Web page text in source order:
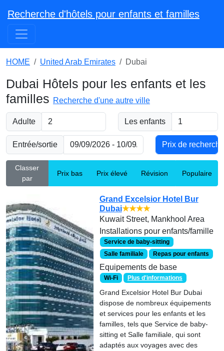
Recherche d'hôtels pour enfants et familles
HOME United Arab Emirates Dubai
Dubai Hôtels pour les enfants et les
familles Recherche d'une autre ville
Adulte Les enfants
Entrée/sortie
Classer
par
Prix bas Prix élevé Révision Populaire
Grand Excelsior Hotel Bur
Dubai★★★★
Kuwait Street, Mankhool Area
Installations pour enfants/famille
Service de baby-sitting
Salle familiale
Repas pour enfants
Equipements de base
Wi-Fi Plus d'informations
Grand Excelsior Hotel Bur Dubai
dispose de nombreux équipements
et services pour les enfants et les
familles, tels que Service de baby-
sitting et Salle familiale, qui sont
adaptés aux voyages avec des